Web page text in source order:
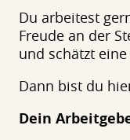
Du arbeitest
Freude an der
und schätzt
Dann bist du
Dein